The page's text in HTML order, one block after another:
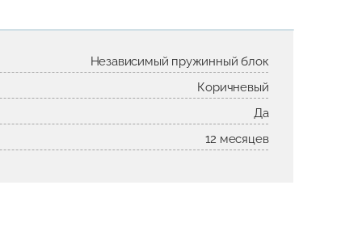
Независимый пружинный блок
Коричневый
Да
12 месяцев